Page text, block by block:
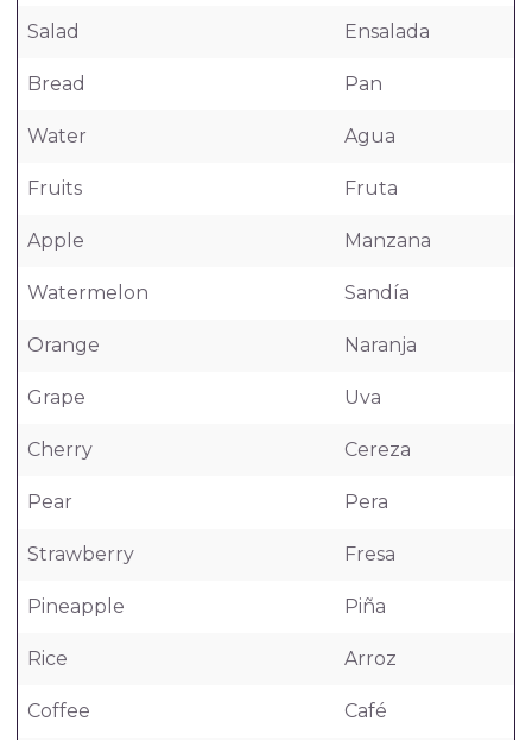
Salad Ensalada
Bread Pan
Water Agua
Fruits Fruta
Apple Manzana
Watermelon Sandía
Orange Naranja
Grape Uva
Cherry Cereza
Pear Pera
Strawberry Fresa
Pineapple Piña
Rice Arroz
Coffee Café